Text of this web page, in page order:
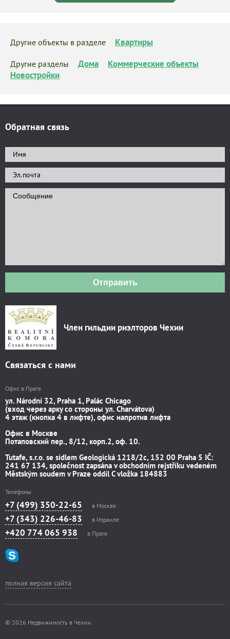
Другие объекты в разделе Квартиры
Другие разделы Дома
Коммерческие объекты
Новостройки
Обратная связь
Отправить
Член гильдии риэлторов Чехии
Связаться с нами
Офис в Праге
ул. Národní 32, Praha 1, Palác Chicago
(вход через арку со стороны ул. Charvátova)
4 этаж (кнопка 4 в лифте), офис напротив лифта
Офис в Москве
Потаповский пер., 8/12, корп.2, оф. 10.
Tutafe, s.r.o. se sídlem Geologická 1218/2c, 152 00 Praha 5 IČ:
241 67 134, společnost zapsána v obchodním rejstříku vedeném
Městským soudem v Praze oddíl C vložka 184883
Телефоны
+7 (499) 350-22-65 в Москве
+7 (343) 226-46-83 в Израиле
+420 774 065 938 в Праге
полная версия сайта
© 2026 Недвижимость в Чехии.